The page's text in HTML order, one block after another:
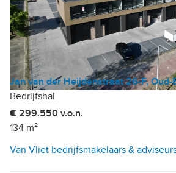
Jan van der Heijdenstraat 26-F, Oud-
Bedrijfshal
€ 299.550 v.o.n.
134 m²
Van Vliet bedrijfsmakelaars &